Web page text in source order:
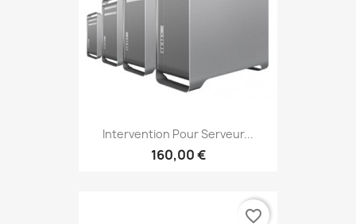
Intervention Pour Serveur...
160,00 €
favorite_border